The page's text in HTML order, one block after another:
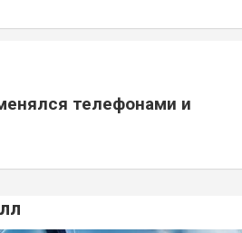
телефонами и